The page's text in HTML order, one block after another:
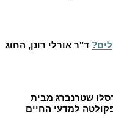
ד"ר אורלי רונן, החוג
שטרנברג מבית
למדעי החיים